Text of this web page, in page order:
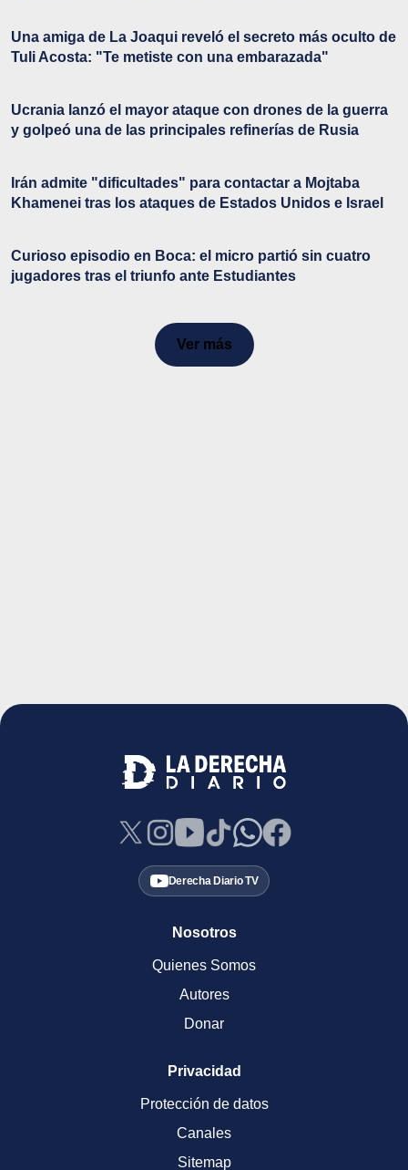
Una amiga de La Joaqui reveló el secreto más oculto de
Tuli Acosta: "Te metiste con una embarazada"
Ucrania lanzó el mayor ataque con drones de la guerra
y golpeó una de las principales refinerías de Rusia
Irán admite "dificultades" para contactar a Mojtaba
Khamenei tras los ataques de Estados Unidos e Israel
Curioso episodio en Boca: el micro partió sin cuatro
jugadores tras el triunfo ante Estudiantes
Ver más
Derecha Diario TV
Nosotros
Quienes Somos
Autores
Donar
Privacidad
Protección de datos
Canales
Sitemap